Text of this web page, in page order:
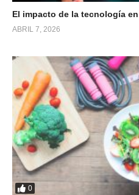
El impacto de la tecnología
ABRIL 7, 2026
0